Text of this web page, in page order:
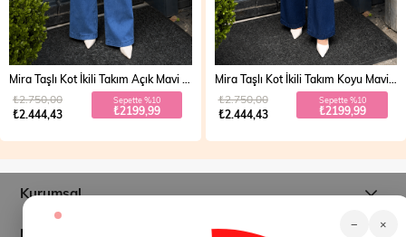
₺2.444,43
₺2.750,00 Sepette %10
₺2199,99
Mira Taşlı Kot İkili Takım Koyu Mavi 19286
₺2.444,43
₺2.750,00 Sepette %10
₺2199,99
Kurumsal
− ×